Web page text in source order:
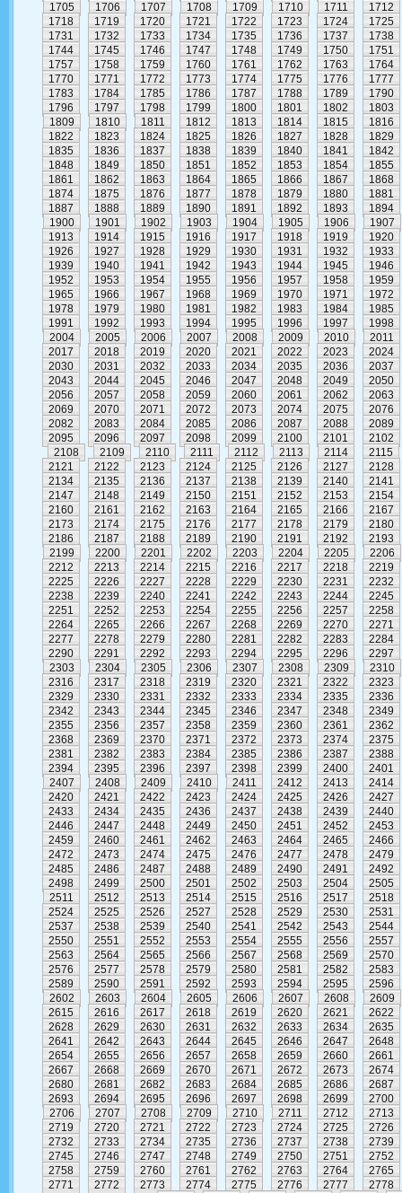
1705
1706 1707 1708 1709 1710 1711
1712
1718
1719 1720 1721 1722 1723 1724
1725
1731
1732 1733 1734 1735 1736 1737
1738
1744
1745 1746 1747 1748 1749 1750
1751
1757
1758 1759 1760 1761 1762 1763
1764
1770
1771 1772 1773 1774 1775 1776
1777
1783
1784 1785 1786 1787 1788 1789
1790
1796
1797 1798 1799 1800 1801 1802
1803
1809
1810 1811 1812 1813 1814 1815
1816
1822
1823 1824 1825 1826 1827 1828
1829
1835
1836 1837 1838 1839 1840 1841
1842
1848
1849 1850 1851 1852 1853 1854
1855
1861
1862 1863 1864 1865 1866 1867
1868
1874
1875 1876 1877 1878 1879 1880
1881
1887
1888 1889 1890 1891 1892 1893
1894
1900
1901 1902 1903 1904 1905 1906
1907
1913
1914 1915 1916 1917 1918 1919
1920
1926
1927 1928 1929 1930 1931 1932
1933
1939
1940 1941 1942 1943 1944 1945
1946
1952
1953 1954 1955 1956 1957 1958
1959
1965
1966 1967 1968 1969 1970 1971
1972
1978
1979 1980 1981 1982 1983 1984
1985
1991
1992 1993 1994 1995 1996 1997
1998
2004
2005 2006 2007 2008 2009 2010
2011
2017
2018 2019 2020 2021 2022 2023
2024
2030
2031 2032 2033 2034 2035 2036
2037
2043
2044 2045 2046 2047 2048 2049
2050
2056
2057 2058 2059 2060 2061 2062
2063
2069
2070 2071 2072 2073 2074 2075
2076
2082
2083 2084 2085 2086 2087 2088
2089
2095
2096 2097 2098 2099 2100 2101
2102
2108
2109 2110 2111 2112 2113 2114
2115
2121
2122 2123 2124 2125 2126 2127
2128
2134
2135 2136 2137 2138 2139 2140
2141
2147
2148 2149 2150 2151 2152 2153
2154
2160
2161 2162 2163 2164 2165 2166
2167
2173
2174 2175 2176 2177 2178 2179
2180
2186
2187 2188 2189 2190 2191 2192
2193
2199
2200 2201 2202 2203 2204 2205
2206
2212
2213 2214 2215 2216 2217 2218
2219
2225
2226 2227 2228 2229 2230 2231
2232
2238
2239 2240 2241 2242 2243 2244
2245
2251
2252 2253 2254 2255 2256 2257
2258
2264
2265 2266 2267 2268 2269 2270
2271
2277
2278 2279 2280 2281 2282 2283
2284
2290
2291 2292 2293 2294 2295 2296
2297
2303
2304 2305 2306 2307 2308 2309
2310
2316
2317 2318 2319 2320 2321 2322
2323
2329
2330 2331 2332 2333 2334 2335
2336
2342
2343 2344 2345 2346 2347 2348
2349
2355
2356 2357 2358 2359 2360 2361
2362
2368
2369 2370 2371 2372 2373 2374
2375
2381
2382 2383 2384 2385 2386 2387
2388
2394
2395 2396 2397 2398 2399 2400
2401
2407
2408 2409 2410 2411 2412 2413
2414
2420
2421 2422 2423 2424 2425 2426
2427
2433
2434 2435 2436 2437 2438 2439
2440
2446
2447 2448 2449 2450 2451 2452
2453
2459
2460 2461 2462 2463 2464 2465
2466
2472
2473 2474 2475 2476 2477 2478
2479
2485
2486 2487 2488 2489 2490 2491
2492
2498
2499 2500 2501 2502 2503 2504
2505
2511
2512 2513 2514 2515 2516 2517
2518
2524
2525 2526 2527 2528 2529 2530
2531
2537
2538 2539 2540 2541 2542 2543
2544
2550
2551 2552 2553 2554 2555 2556
2557
2563
2564 2565 2566 2567 2568 2569
2570
2576
2577 2578 2579 2580 2581 2582
2583
2589
2590 2591 2592 2593 2594 2595
2596
2602
2603 2604 2605 2606 2607 2608
2609
2615
2616 2617 2618 2619 2620 2621
2622
2628
2629 2630 2631 2632 2633 2634
2635
2641
2642 2643 2644 2645 2646 2647
2648
2654
2655 2656 2657 2658 2659 2660
2661
2667
2668 2669 2670 2671 2672 2673
2674
2680
2681 2682 2683 2684 2685 2686
2687
2693
2694 2695 2696 2697 2698 2699
2700
2706
2707 2708 2709 2710 2711 2712
2713
2719
2720 2721 2722 2723 2724 2725
2726
2732
2733 2734 2735 2736 2737 2738
2739
2745
2746 2747 2748 2749 2750 2751
2752
2758
2759 2760 2761 2762 2763 2764
2765
2771
2772 2773 2774 2775 2776 2777 2778